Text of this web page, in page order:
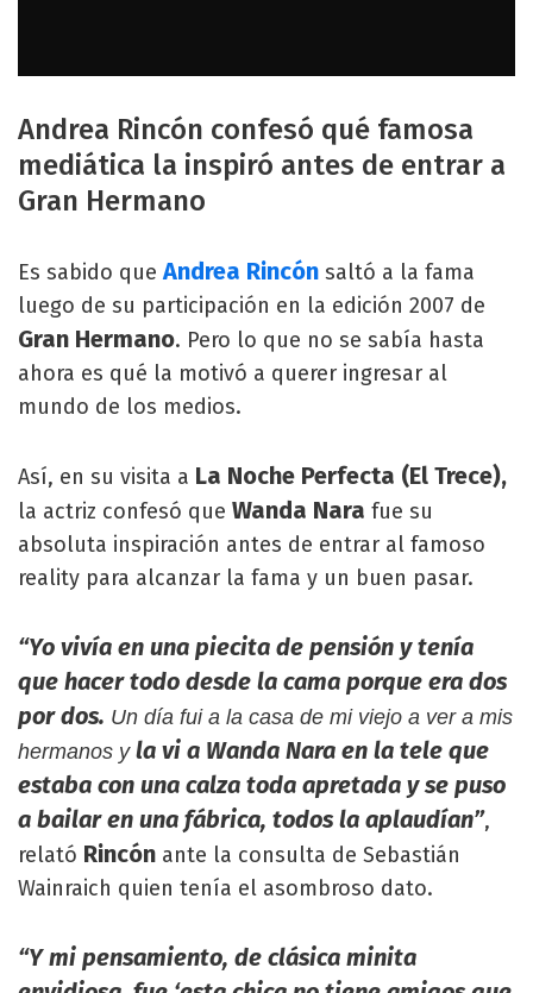
Andrea Rincón confesó qué famosa
mediática la inspiró antes de entrar a
Gran Hermano
Es sabido queAndrea Rincón saltó a la fama
luego de su participación en la edición 2007 de
Gran Hermano. Pero lo que no se sabía hasta
ahora es qué la motivó a querer ingresar al
mundo de los medios.
Así, en su visita a La Noche Perfecta (El Trece),
la actriz confesó que Wanda Nara fue su
absoluta inspiración antes de entrar al famoso
reality para alcanzar la fama y un buen pasar.
“Yo vivía en una piecita de pensión y tenía
que hacer todo desde la cama porque era dos
por dos. Un día fui a la casa de mi viejo a ver a mis
hermanos yla vi a Wanda Nara en la tele que
estaba con una calza toda apretada y se puso
a bailar en una fábrica, todos la aplaudían”,
relató Rincón ante la consulta de Sebastián
Wainraich quien tenía el asombroso dato.
“Y mi pensamiento, de clásica minita